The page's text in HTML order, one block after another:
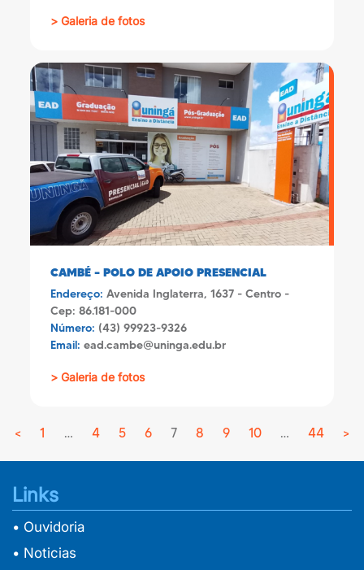
> Galeria de fotos
CAMBÉ – POLO DE APOIO PRESENCIAL
Endereço: Avenida Inglaterra, 1637 - Centro -
Cep: 86.181-000
Número: (43) 99923-9326
Email: ead.cambe@uninga.edu.br
> Galeria de fotos
< Previous
1 … 4 5 6 7 8 9 10 … 44 >
Links
• Ouvidoria
• Noticias